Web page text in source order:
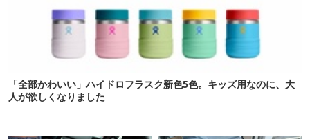
「全部かわいい」ハイドロフラスク新色5色。キッズ用なのに、大
人が欲しくなりました